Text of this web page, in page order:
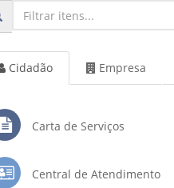
Cidadão Empresa
Carta de Serviços
Central de Atendimento